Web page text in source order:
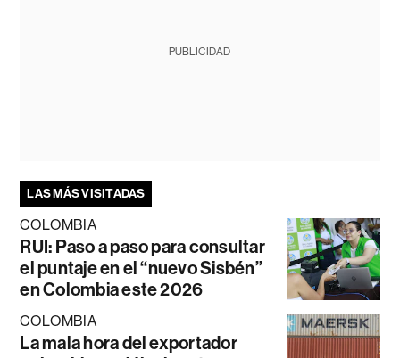
PUBLICIDAD
LAS MÁS VISITADAS
COLOMBIA
RUI: Paso a paso para consultar
el puntaje en el “nuevo Sisbén”
en Colombia este 2026
COLOMBIA
La mala hora del exportador